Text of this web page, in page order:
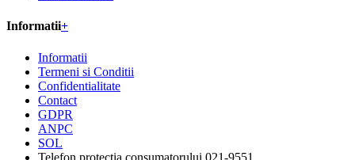
Informatii
Termeni si Conditii
Confidentialitate
Contact
GDPR
ANPC
SOL